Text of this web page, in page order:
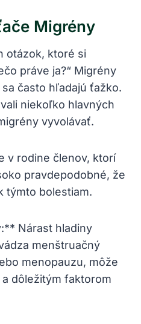
Migrény
otázok, ktoré si
práve ja?“ Migrény
často hľadajú ťažko.⁢
niekoľko hlavných
vyvolávať.
v ⁤rodine členov,⁢ ktorí
pravdepodobné, že
týmto bolestiam.
Nárast hladiny
menštruačný
menopauzu, môže
​dôležitým faktorom